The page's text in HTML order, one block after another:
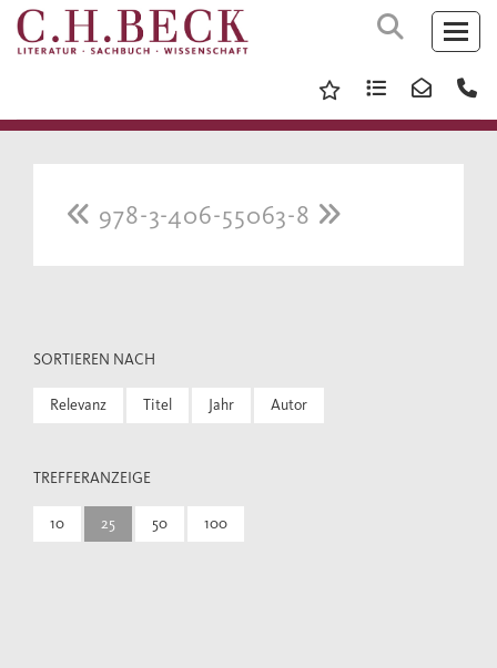
978-3-406-55063-8
SORTIEREN NACH
Relevanz Titel Jahr Autor
TREFFERANZEIGE
10 25 50 100